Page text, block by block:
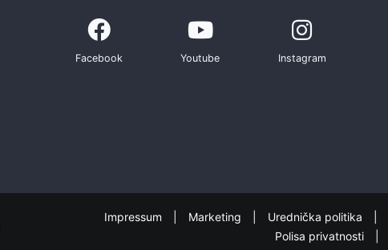
Facebook Youtube Instagram
Impressum Marketing Urednička politika
Polisa privatnosti